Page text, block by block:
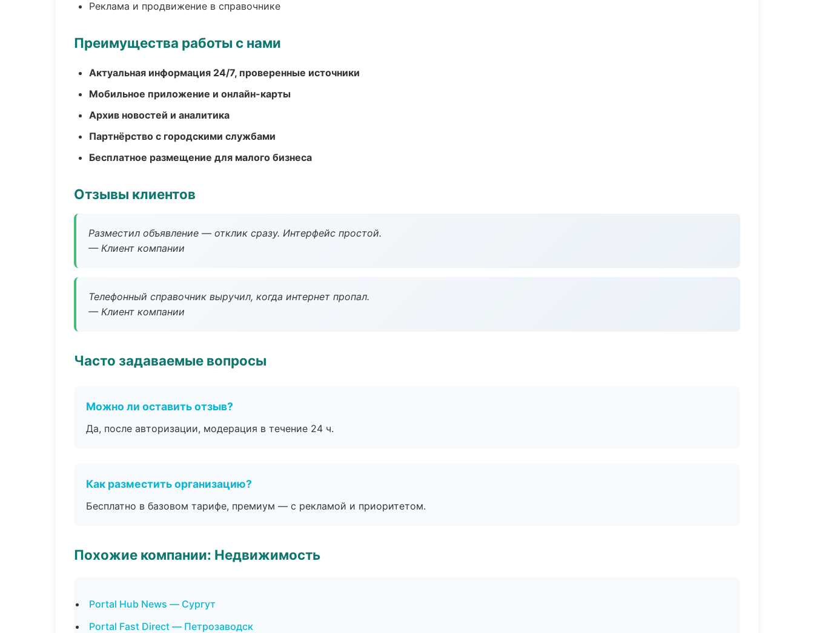
Реклама и продвижение в справочнике
Преимущества работы с нами
Актуальная информация 24/7, проверенные источники
Мобильное приложение и онлайн-карты
Архив новостей и аналитика
Партнёрство с городскими службами
Бесплатное размещение для малого бизнеса
Отзывы клиентов
Разместил объявление — отклик сразу. Интерфейс простой.
— Клиент компании
Телефонный справочник выручил, когда интернет пропал.
— Клиент компании
Часто задаваемые вопросы
Можно ли оставить отзыв?
Да, после авторизации, модерация в течение 24 ч.
Как разместить организацию?
Бесплатно в базовом тарифе, премиум — с рекламой и приоритетом.
Похожие компании: Недвижимость
Portal Hub News — Сургут
Portal Fast Direct — Петрозаводск